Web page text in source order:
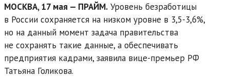
МОСКВА, 17 мая — ПРАЙМ. Уровень безработицы
в России сохраняется на низком уровне в 3,5-3,6%,
но на данный момент задача правительства
не сохранять такие данные, а обеспечивать
предприятия кадрами, заявила вице-премьер РФ
Татьяна Голикова.